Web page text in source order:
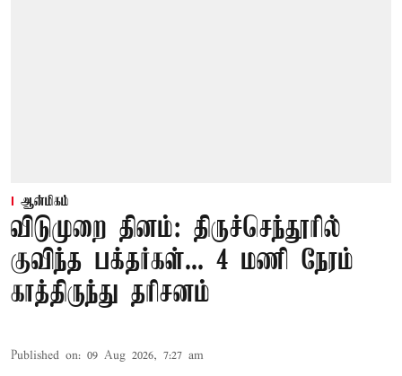
ஆன்மிகம்
விடுமுறை தினம்: திருச்செந்தூரில்
குவிந்த பக்தர்கள்... 4 மணி நேரம்
காத்திருந்து தரிசனம்
Published on: 09 Aug 2026, 7:27 am